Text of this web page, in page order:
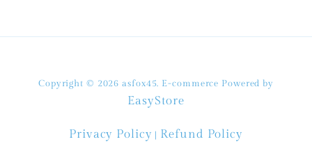
Copyright © 2026 asfox45. E-commerce Powered by
EasyStore
Privacy Policy | Refund Policy